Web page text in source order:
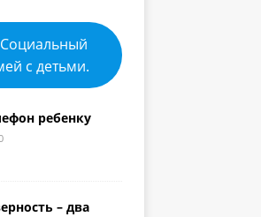
с детьми.
ребенку
– два